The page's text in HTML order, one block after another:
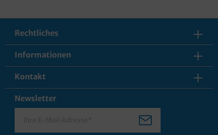
Rechtliches
Informationen
Kontakt
Newsletter